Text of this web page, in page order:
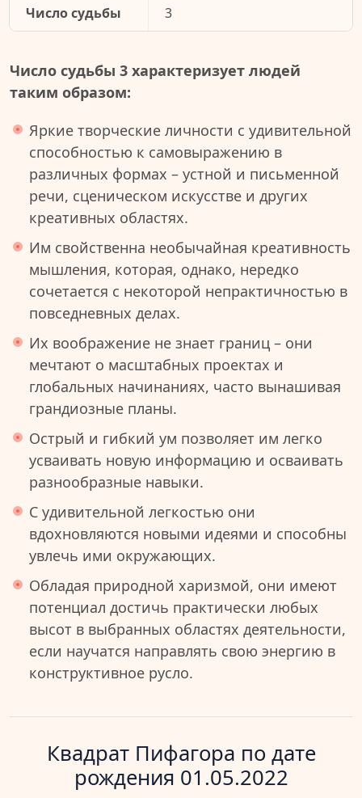
Число судьбы
3
Число судьбы 3 характеризует людей
таким образом:
Яркие творческие личности с удивительной
способностью к самовыражению в
различных формах – устной и письменной
речи, сценическом искусстве и других
креативных областях.
Им свойственна необычайная креативность
мышления, которая, однако, нередко
сочетается с некоторой непрактичностью в
повседневных делах.
Их воображение не знает границ – они
мечтают о масштабных проектах и
глобальных начинаниях, часто вынашивая
грандиозные планы.
Острый и гибкий ум позволяет им легко
усваивать новую информацию и осваивать
разнообразные навыки.
С удивительной легкостью они
вдохновляются новыми идеями и способны
увлечь ими окружающих.
Обладая природной харизмой, они имеют
потенциал достичь практически любых
высот в выбранных областях деятельности,
если научатся направлять свою энергию в
конструктивное русло.
Квадрат Пифагора по дате
рождения 01.05.2022